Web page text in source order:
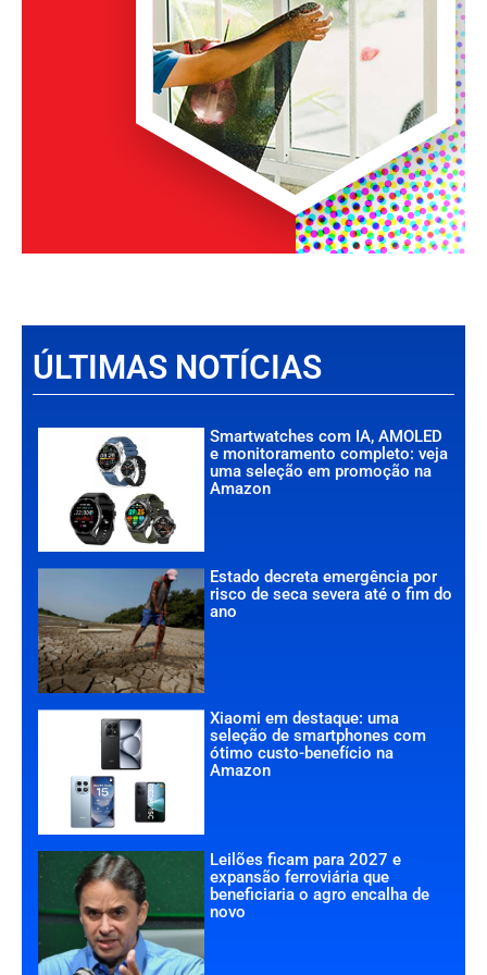
ÚLTIMAS NOTÍCIAS
Smartwatches com IA, AMOLED
e monitoramento completo: veja
uma seleção em promoção na
Amazon
Estado decreta emergência por
risco de seca severa até o fim do
ano
Xiaomi em destaque: uma
seleção de smartphones com
ótimo custo-benefício na
Amazon
Leilões ficam para 2027 e
expansão ferroviária que
beneficiaria o agro encalha de
novo